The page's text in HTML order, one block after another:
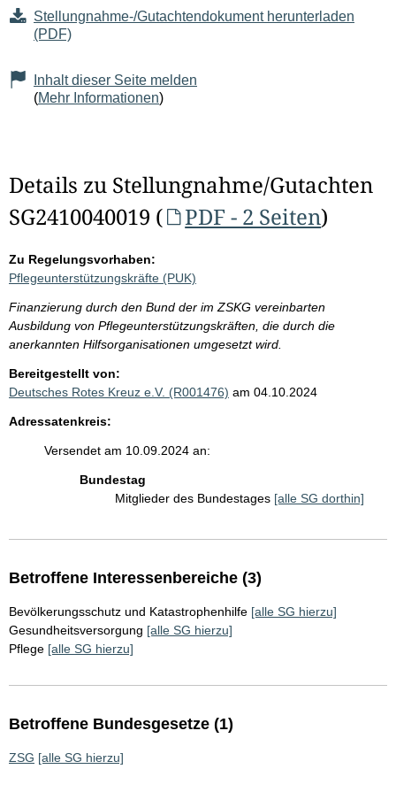
Stellungnahme-/Gutachtendokument herunterladen
(PDF)
Inhalt dieser Seite melden
(Mehr Informationen)
Details zu Stellungnahme/Gutachten
SG2410040019 (
PDF - 2 Seiten)
Zu Regelungsvorhaben:
Pflegeunterstützungskräfte (PUK)
Finanzierung durch den Bund der im ZSKG vereinbarten
Ausbildung von Pflegeunterstützungskräften, die durch die
anerkannten Hilfsorganisationen umgesetzt wird.
Bereitgestellt von:
Deutsches Rotes Kreuz e.V. (R001476) am 04.10.2024
Adressatenkreis:
Versendet am 10.09.2024 an:
Bundestag
Mitglieder des Bundestages [alle SG dorthin]
Betroffene Interessenbereiche (3)
Bevölkerungsschutz und Katastrophenhilfe [alle SG hierzu]
Gesundheitsversorgung [alle SG hierzu]
Pflege [alle SG hierzu]
Betroffene Bundesgesetze (1)
ZSG [alle SG hierzu]